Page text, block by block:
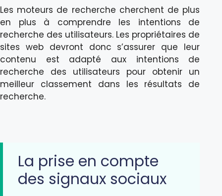
Les moteurs de recherche cherchent de plus
en plus à comprendre les intentions de
recherche des utilisateurs. Les propriétaires de
sites web devront donc s’assurer que leur
contenu est adapté aux intentions de
recherche des utilisateurs pour obtenir un
meilleur classement dans les résultats de
recherche.
La prise en compte
des signaux sociaux